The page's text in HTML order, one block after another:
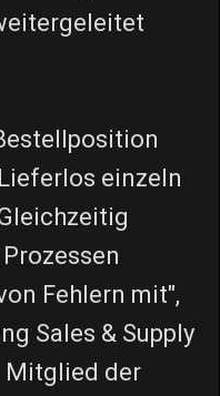
einzeln
Fehlern mit",
Sales & Supply
Mitglied der